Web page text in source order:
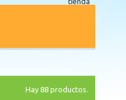
Hay 88 productos.